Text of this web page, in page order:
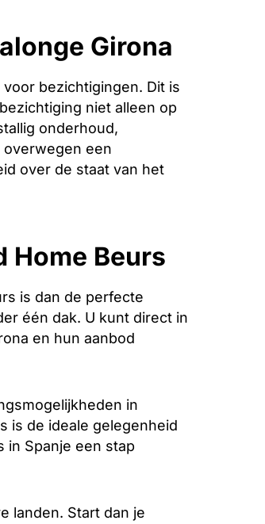
Girona
bezichtigingen. Dit is
niet alleen op
onderhoud,
een
over de staat van het
Home Beurs
is dan de perfecte
één dak. U kunt direct in
en hun aanbod
in
is de ideale gelegenheid
in Spanje een stap
landen. Start dan je